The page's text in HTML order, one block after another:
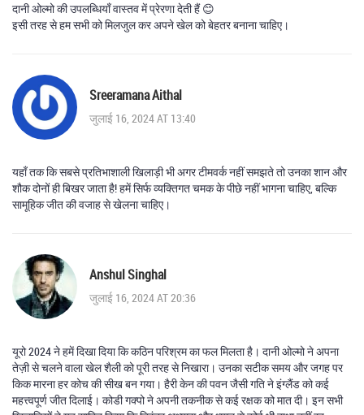
दानी ओल्मो की उपलब्धियाँ वास्तव में प्रेरणा देती हैं 😊
इसी तरह से हम सभी को मिलजुल कर अपने खेल को बेहतर बनाना चाहिए।
Sreeramana Aithal
जुलाई 16, 2024 AT 13:40
यहाँ तक कि सबसे प्रतिभाशाली खिलाड़ी भी अगर टीमवर्क नहीं समझते तो उनका शान और
शौक दोनों ही बिखर जाता है! हमें सिर्फ व्यक्तिगत चमक के पीछे नहीं भागना चाहिए, बल्कि
सामूहिक जीत की वजाह से खेलना चाहिए।
Anshul Singhal
जुलाई 16, 2024 AT 20:36
यूरो 2024 ने हमें दिखा दिया कि कठिन परिश्रम का फल मिलता है। दानी ओल्मो ने अपना
तेज़ी से चलने वाला खेल शैली को पूरी तरह से निखारा। उनका सटीक समय और जगह पर
किक मारना हर कोच की सीख बन गया। हैरी केन की पवन जैसी गति ने इंग्लैंड को कई
महत्त्वपूर्ण जीत दिलाई। कोडी गक्पो ने अपनी तकनीक से कई रक्षक को मात दी। इन सभी